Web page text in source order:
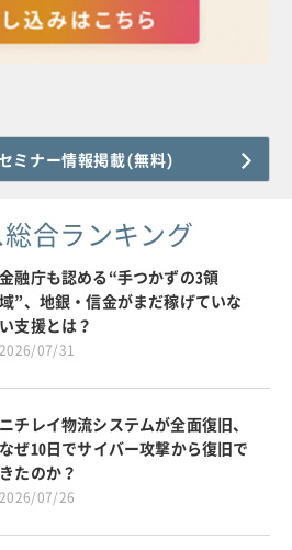
ミナー情報掲載(無料)
合ランキング
金融庁も認める“手つかずの3領
域”、地銀・信金がまだ稼げていな
い支援とは？
2026/07/31
ニチレイ物流システムが全面復旧、
なぜ10日でサイバー攻撃から復旧で
きたのか？
2026/07/26